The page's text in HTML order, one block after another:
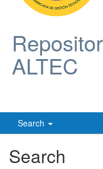
ALTEC
Search
Search